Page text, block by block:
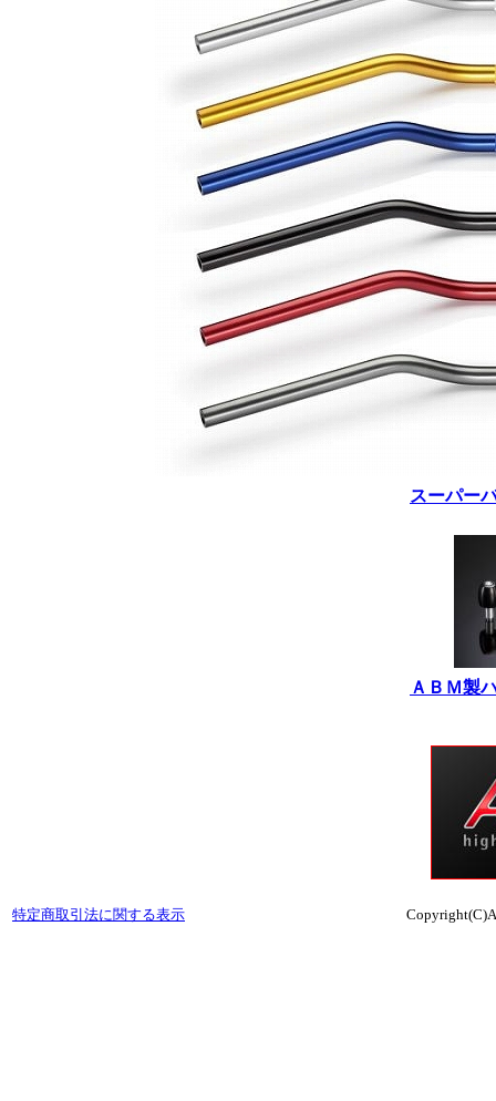
スーパー
ＡＢＭ製
特定商取引法に関する表示